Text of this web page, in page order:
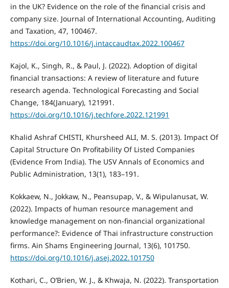
in the UK? Evidence on the role of the financial crisis and
company size. Journal of International Accounting, Auditing
and Taxation, 47, 100467.
https://doi.org/10.1016/j.intaccaudtax.2022.100467
Kajol, K., Singh, R., & Paul, J. (2022). Adoption of digital
financial transactions: A review of literature and future
research agenda. Technological Forecasting and Social
Change, 184(January), 121991.
https://doi.org/10.1016/j.techfore.2022.121991
Khalid Ashraf CHISTI, Khursheed ALI, M. S. (2013). Impact Of
Capital Structure On Profitability Of Listed Companies
(Evidence From India). The USV Annals of Economics and
Public Administration, 13(1), 183–191.
Kokkaew, N., Jokkaw, N., Peansupap, V., & Wipulanusat, W.
(2022). Impacts of human resource management and
knowledge management on non-financial organizational
performance?: Evidence of Thai infrastructure construction
firms. Ain Shams Engineering Journal, 13(6), 101750.
https://doi.org/10.1016/j.asej.2022.101750
Kothari, C., O’Brien, W. J., & Khwaja, N. (2022). Transportation